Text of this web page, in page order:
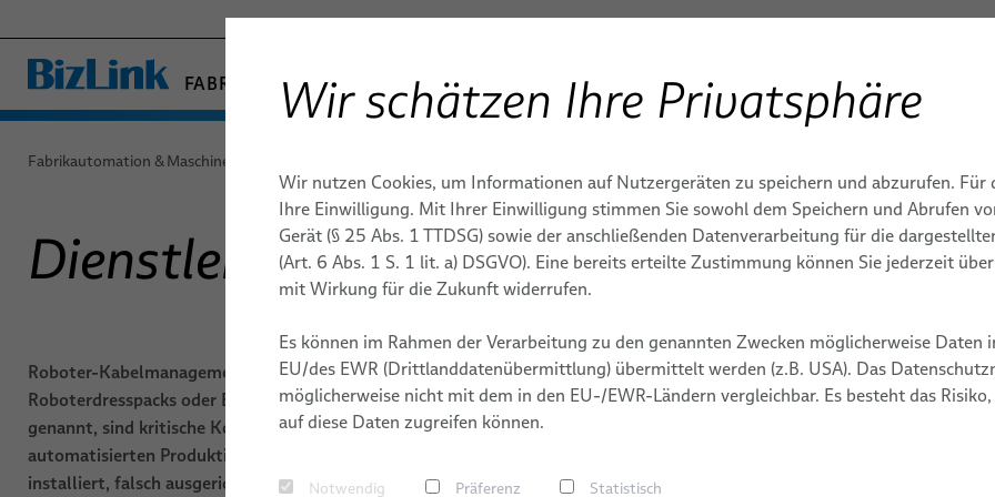
− ENGINEERED SOLUTIONS
FABRIKAUTOMATION & MASCHINENBAU
MOBILITÄT
HALBLEITERTECHNIK
TELECOM & NETWORKING
Produkte & Dienstleistungen
FieldLink® Kabel
ROBOTIK
Energiezuführungen -
Kabelmanagementsysteme für
Industrieroboter
Roboterkabel für industrielle
Konfektion von Roboterkabeln
Automatisierungsanwendungen
DIENSTLEISTUNGEN
Integrationsbereite
Roboter &
Dienstleistungen für
Roboter-
Energiezuführungssysteme
Kabel
Anwendungen
ROBOTIK
Lichtbogenschweißen
Clinchen
Handling
Nieten
Punktschweißen
MEDIZINTECHNISCHE
MASCHINENBAU
FORSCHUNG UND ENTWICKLUNG
PUBLIKATIONEN
KARRIERE
TERMINE
Fabrikautomation & Maschinenbau
Dienstleistungen für Roboter-
Roboter-Kabelmanagementsysteme, auch
Roboterdresspacks oder Energiezuführungssysteme
genannt, sind kritische Komponenten in der
automatisierten Produktion. Wenn sie unsachgemäß
installiert, falsch ausgerichtet oder unzureichend
Wir schätzen Ihre Privatsphäre
Wir nutzen Cookies, um Informationen auf Nutzergeräten zu speichern und abzurufen. Für
Ihre Einwilligung. Mit Ihrer Einwilligung stimmen Sie sowohl dem Speichern und Abrufen
Gerät (§ 25 Abs. 1 TTDSG) sowie der anschließenden Datenverarbeitung für die
(Art. 6 Abs. 1 S. 1 lit. a) DSGVO). Eine bereits erteilte Zustimmung können Sie jederzeit
mit Wirkung für die Zukunft widerrufen.
Es können im Rahmen der Verarbeitung zu den genannten Zwecken möglicherweise Daten
EU/des EWR (Drittlanddatenübermittlung) übermittelt werden (z.B. USA). Das
möglicherweise nicht mit dem in den EU-/EWR-Ländern vergleichbar. Es besteht das
auf diese Daten zugreifen können.
Notwendig Präferenz Statistisch